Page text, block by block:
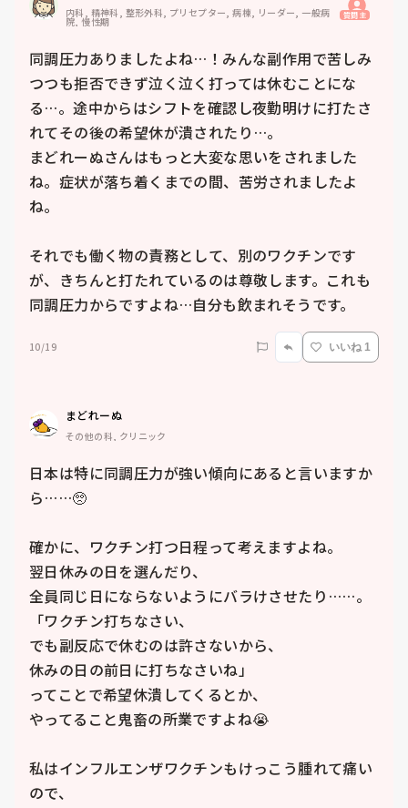
内科, 精神科, 整形外科, プリセプター, 病棟, リーダー, 一般病
院, 慢性期 質問主
同調圧力ありましたよね…！みんな副作用で苦しみ
つつも拒否できず泣く泣く打っては休むことにな
る…。途中からはシフトを確認し夜勤明けに打たさ
れてその後の希望休が潰されたり…。
まどれーぬさんはもっと大変な思いをされました
ね。症状が落ち着くまでの間、苦労されましたよ
ね。
それでも働く物の責務として、別のワクチンです
が、きちんと打たれているのは尊敬します。これも
同調圧力からですよね…自分も飲まれそうです。
10/19 いいね 1
まどれーぬ
その他の科, クリニック
日本は特に同調圧力が強い傾向にあると言いますか
ら……🥺
確かに、ワクチン打つ日程って考えますよね。
翌日休みの日を選んだり、
全員同じ日にならないようにバラけさせたり……。
「ワクチン打ちなさい、
でも副反応で休むのは許さないから、
休みの日の前日に打ちなさいね」
ってことで希望休潰してくるとか、
やってること鬼畜の所業ですよね😭
私はインフルエンザワクチンもけっこう腫れて痛い
ので、